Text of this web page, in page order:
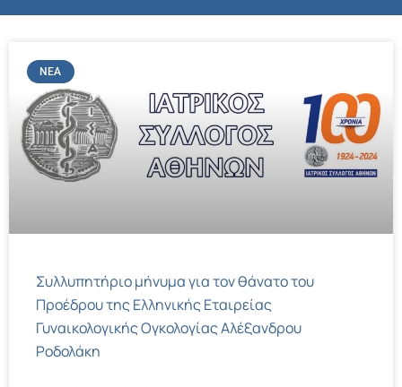
ΝΈΑ
Συλλυπητήριο μήνυμα για τον θάνατο του
Προέδρου της Ελληνικής Εταιρείας
Γυναικολογικής Ογκολογίας Αλέξανδρου
Ροδολάκη